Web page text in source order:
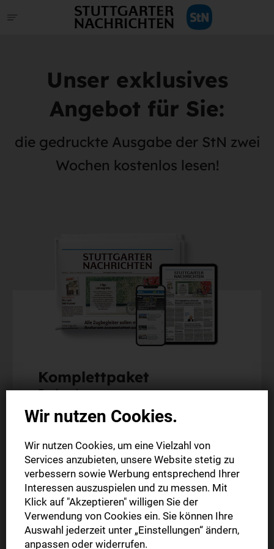
Unser exklusives
Angebot für Sie:
die gedruckte Ausgabe der StN zwei
Wochen kostenlos lesen!
Komplettpaket
Probeabo
Die digitale Ausgabe als E-Paper (Mo.-So.)
Alle Artikel im Web und in der StN-App
Abonnement endet automatisch
2 Wochen
0,00 €
Wir nutzen Cookies.
Wir nutzen Cookies, um eine Vielzahl von
Services anzubieten, unsere Website stetig zu
verbessern sowie Werbung entsprechend Ihrer
Interessen auszuspielen und zu messen. Mit
Klick auf "Akzeptieren" willigen Sie der
Verwendung von Cookies ein. Sie können Ihre
Auswahl jederzeit unter „Einstellungen“ ändern,
anpassen oder widerrufen.